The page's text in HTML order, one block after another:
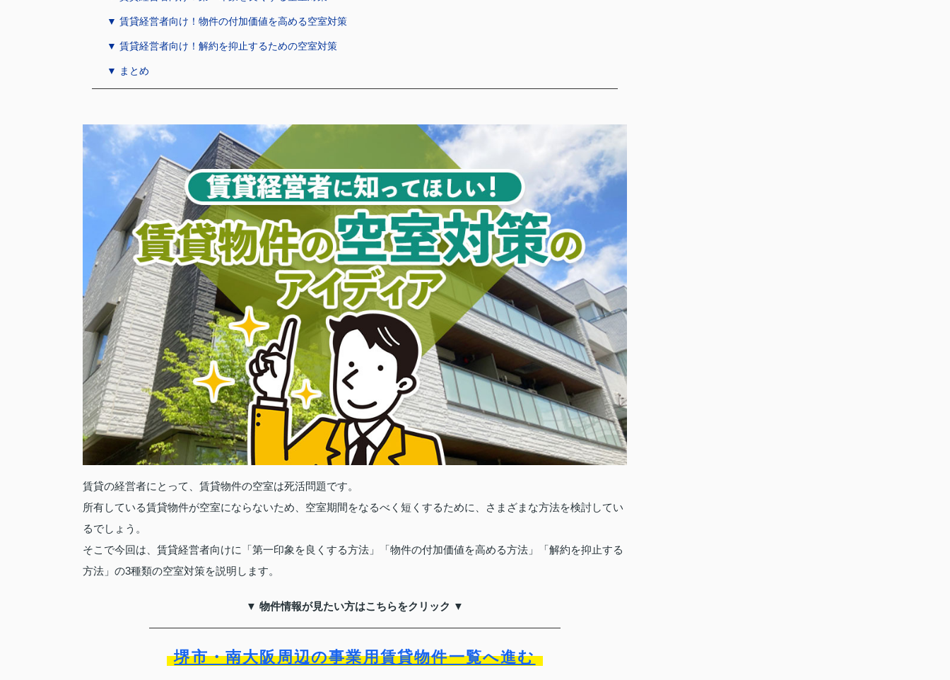
▼ 賃貸経営者向け！物件の付加価値を高める空室対策
▼ 賃貸経営者向け！解約を抑止するための空室対策
▼ まとめ
賃貸の経営者にとって、賃貸物件の空室は死活問題です。
所有している賃貸物件が空室にならないため、空室期間をなるべく短くするために、さまざまな方法を検討してい
るでしょう。
そこで今回は、賃貸経営者向けに「第一印象を良くする方法」「物件の付加価値を高める方法」「解約を抑止する
方法」の3種類の空室対策を説明します。
▼ 物件情報が見たい方はこちらをクリック ▼
堺市・南大阪周辺の事業用賃貸物件一覧へ進む